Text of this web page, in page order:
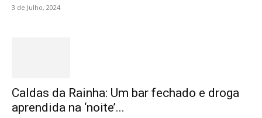
3 de Julho, 2024
Caldas da Rainha: Um bar fechado e droga
aprendida na ‘noite’...